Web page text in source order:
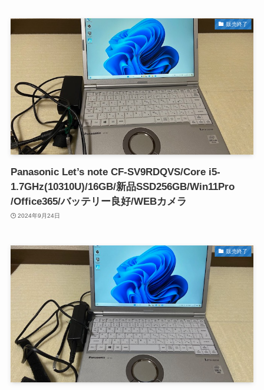
販売終了
Panasonic Let’s note CF-SV9RDQVS/Core i5-
1.7GHz(10310U)/16GB/新品SSD256GB/Win11Pro
/Office365/バッテリー良好/WEBカメラ
2024年9月24日
販売終了